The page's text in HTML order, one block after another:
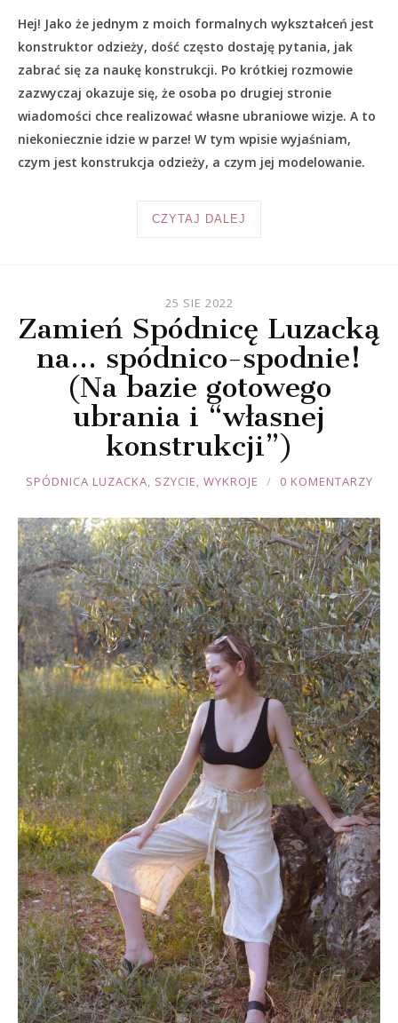
Hej! Jako że jednym z moich formalnych wykształceń jest
konstruktor odzieży, dość często dostaję pytania, jak
zabrać się za naukę konstrukcji. Po krótkiej rozmowie
zazwyczaj okazuje się, że osoba po drugiej stronie
wiadomości chce realizować własne ubraniowe wizje. A to
niekoniecznie idzie w parze! W tym wpisie wyjaśniam,
czym jest konstrukcja odzieży, a czym jej modelowanie.
CZYTAJ DALEJ
25 SIE 2022
Zamień Spódnicę Luzacką
na… spódnico-spodnie!
(Na bazie gotowego
ubrania i “własnej
konstrukcji”)
JOULE
SPÓDNICA LUZACKA, SZYCIE, WYKROJE 0 KOMENTARZY